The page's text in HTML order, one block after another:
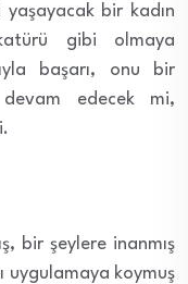
bir kadın
gibi olmaya
başarı, onu bir
edecek mi,
bir şeylere inanmış
uygulamaya koymuş